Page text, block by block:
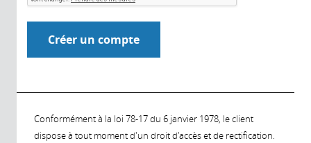
Conformément à la loi 78-17 du 6 janvier 1978, le client
dispose à tout moment d'un droit d'accès et de rectification.